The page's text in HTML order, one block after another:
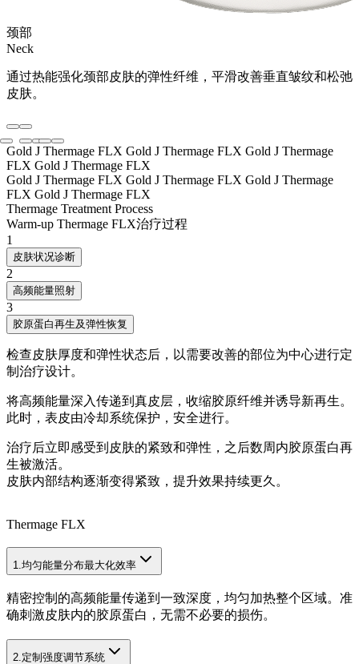
颈部
Neck
通过热能强化颈部皮肤的弹性纤维，平滑改善垂直皱纹和松弛
皮肤。
Gold J Thermage FLX Gold J Thermage FLX Gold J Thermage
FLX Gold J Thermage FLX
Gold J Thermage FLX Gold J Thermage FLX Gold J Thermage
FLX Gold J Thermage FLX
Thermage Treatment Process
Warm-up Thermage FLX治疗过程
1
皮肤状况诊断
2
高频能量照射
3
胶原蛋白再生及弹性恢复
检查皮肤厚度和弹性状态后，以需要改善的部位为中心进行定
制治疗设计。
将高频能量深入传递到真皮层，收缩胶原纤维并诱导新再生。
此时，表皮由冷却系统保护，安全进行。
治疗后立即感受到皮肤的紧致和弹性，之后数周内胶原蛋白再
生被激活。
皮肤内部结构逐渐变得紧致，提升效果持续更久。
Thermage FLX
1.均匀能量分布最大化效率
精密控制的高频能量传递到一致深度，均匀加热整个区域。准
确刺激皮肤内的胶原蛋白，无需不必要的损伤。
2. 定制强度调节系统